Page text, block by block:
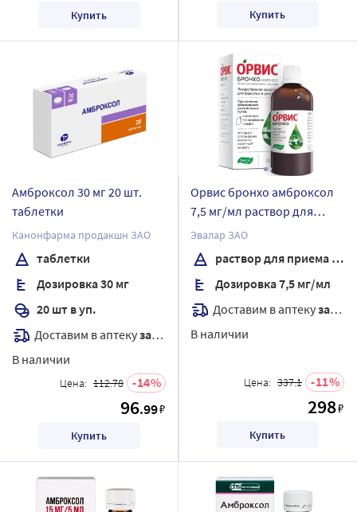
Купить Купить
Амброксол 30 мг 20 шт.
таблетки
Канонфарма продакшн ЗАО
таблетки
Дозировка 30 мг
20 шт в уп.
Доставим в аптекузавтра
В наличии
Цена: 112.78 14
96.99₽
Купить
Орвис бронхо амброксол
7,5 мг/мл раствор для
приема внутрь и
ингаляций 100 мл
Эвалар ЗАО
раствор для приема внутрь
Дозировка 7,5 мг/мл
Доставим в аптекузавтра
В наличии
Цена: 337.1 11
298₽
Купить